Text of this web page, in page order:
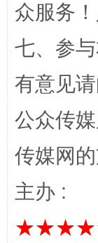
完善运行
众服务
七、参
有意见
公众传
传媒网
主办 :